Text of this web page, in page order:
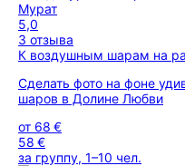
Мурат
5,0
3 отзыва
К воздушным шарам на
Сделать фото на фоне
шаров в Долине Любви
от 68 €
58 €
за группу, 1–10 чел.